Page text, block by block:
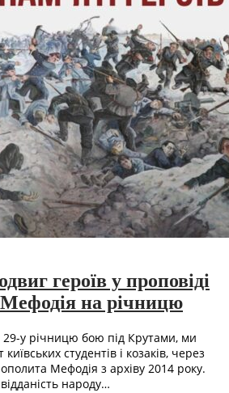
героїв у проповіді
на річницю
у річницю бою під Крутами, ми
студентів і козаків, через
Мефодія з архіву 2014 року.
народу…